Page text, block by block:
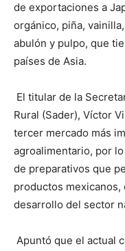
de exportaciones a
orgánico, piña,
abulón y pulpo, que
países de Asia.
El titular de la
Rural (Sader), Víctor
tercer mercado más
agroalimentario, por
de preparativos que
productos
desarrollo del sector
Apuntó que el actual